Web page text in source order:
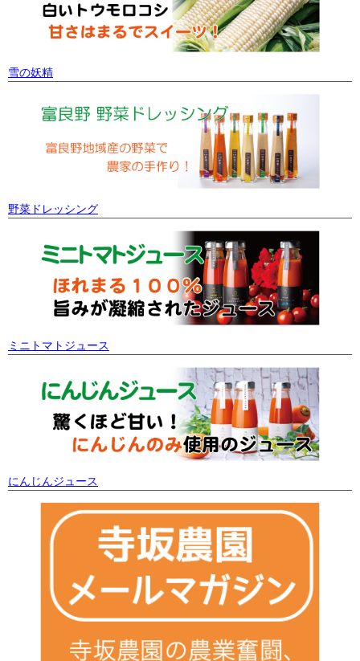
雪の妖精
野菜ドレッシング
ミニトマトジュース
にんじんジュース